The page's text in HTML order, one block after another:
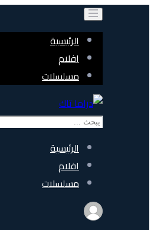
الرئيسية
افلام
مسلسلات
Search
الرئيسية
افلام
مسلسلات